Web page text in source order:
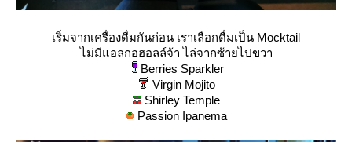
เริ่มจากเครื่องดื่มกันก่อน เราเลือกดื่มเป็น Mocktail
ไม่มีแอลกอฮอลล์จ้า ไล่จากซ้ายไปขวา
Berries Sparkler
Virgin Mojito
Shirley Temple
Passion Ipanema